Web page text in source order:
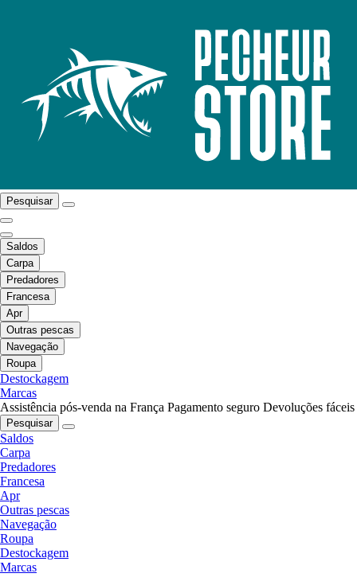
Pesquisar
Saldos
Carpa
Predadores
Francesa
Apr
Outras pescas
Navegação
Roupa
Destockagem
Marcas
Assistência pós-venda na França Pagamento seguro Devoluções fáceis
Pesquisar
Saldos
Carpa
Predadores
Francesa
Apr
Outras pescas
Navegação
Roupa
Destockagem
Marcas